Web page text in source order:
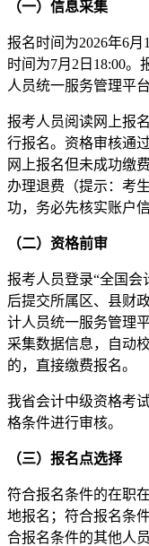
（一）信息采集
报名时间为2026年6
时间为7月2日18:00。
人员统一服务管理平
报考人员阅读网上报
行报名。资格审核通
网上报名但未成功缴
办理退费（提示：考
功，务必先核实账户
（二）资格前审
报考人员登录“全国会
后提交所属区、县财
计人员统一服务管理
采集数据信息，自动
的，直接缴费报名。
我省会计中级资格考
格条件进行审核。
（三）报名点选择
符合报名条件的在职
地报名；符合报名条
合报名条件的其他人